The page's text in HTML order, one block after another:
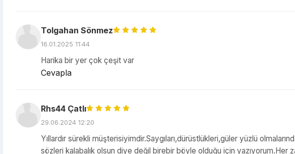
Tolgahan Sönmez
16.01.2025 11:44
Harika bir yer çok çeşit var
Cevapla
Rhs44 Çatlı
29.06.2024 12:20
Yıllardır sürekli müşterisiyimdir.Saygıları,dürüstlükleri,güler yüzlü
sözleri kalabalık olsun diye değil birebir böyle olduğu için yazıyorum.Her